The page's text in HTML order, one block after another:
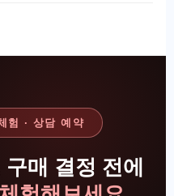
험 · 상담 예약
매 결정 전에